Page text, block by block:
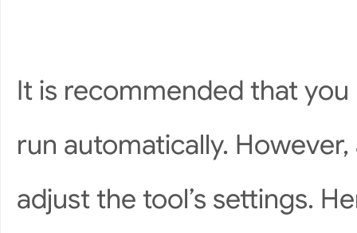
It is recommended that
run automatically.
adjust the tool’s settings.